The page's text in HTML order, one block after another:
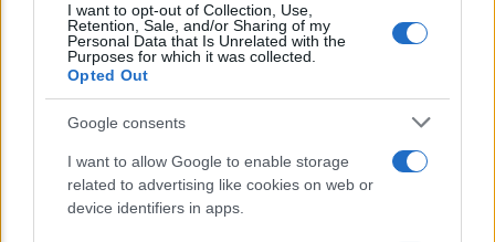
I want to opt-out of Collection, Use,
Retention, Sale, and/or Sharing of my
Personal Data that Is Unrelated with the
Purposes for which it was collected.
Opted Out
Google consents
I want to allow Google to enable storage
related to advertising like cookies on web or
device identifiers in apps.
Avena ogni giorno: perché questo
cereale può migliorare davvero la
salute
Dieta e tumori: quattro abitudini
alimentari che possono aiutare a
ridurre il rischio